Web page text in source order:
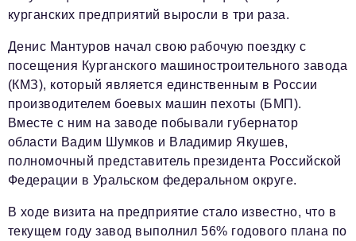
Отдел по работе с партнерами
курганских предприятий выросли в три раза.
Денис Мантуров начал свою рабочую поездку с
посещения Курганского машиностроительного завода
(КМЗ), который является единственным в России
производителем боевых машин пехоты (БМП).
Вместе с ним на заводе побывали губернатор
области Вадим Шумков и Владимир Якушев,
полномочный представитель президента Российской
Федерации в Уральском федеральном округе.
В ходе визита на предприятие стало известно, что в
текущем году завод выполнил 56% годового плана по